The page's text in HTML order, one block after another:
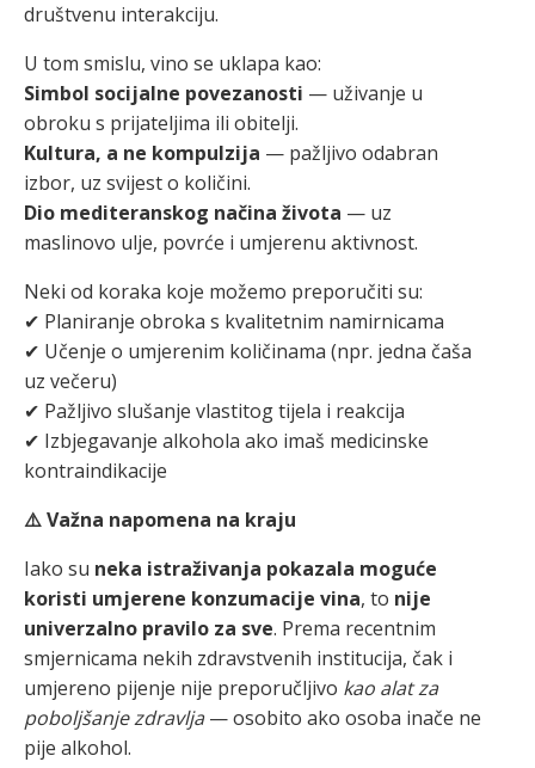
društvenu interakciju.
U tom smislu, vino se uklapa kao:
Simbol socijalne povezanosti — uživanje u
obroku s prijateljima ili obitelji.
Kultura, a ne kompulzija — pažljivo odabran
izbor, uz svijest o količini.
Dio mediteranskog načina života — uz
maslinovo ulje, povrće i umjerenu aktivnost.
Neki od koraka koje možemo preporučiti su:
✔ Planiranje obroka s kvalitetnim namirnicama
✔ Učenje o umjerenim količinama (npr. jedna čaša
uz večeru)
✔ Pažljivo slušanje vlastitog tijela i reakcija
✔ Izbjegavanje alkohola ako imaš medicinske
kontraindikacije
⚠️ Važna napomena na kraju
Iako su neka istraživanja pokazala moguće
koristi umjerene konzumacije vina, to nije
univerzalno pravilo za sve. Prema recentnim
smjernicama nekih zdravstvenih institucija, čak i
umjereno pijenje nije preporučljivo kao alat za
poboljšanje zdravlja— osobito ako osoba inače ne
pije alkohol.